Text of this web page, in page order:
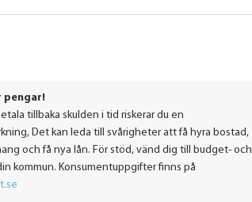
pengar!
tillbaka skulden i tid riskerar du en
Det kan leda till svårigheter att få hyra bostad,
och få nya lån. För stöd, vänd dig till budget- och
kommun. Konsumentuppgifter finns på